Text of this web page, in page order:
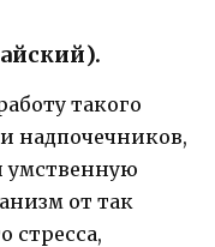
такого
надпочечников,
умственную
от так
стресса,